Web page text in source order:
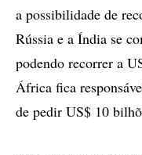
a possibilidade de
Rússia e a Índia se
podendo recorrer a
África fica
de pedir US$ 10